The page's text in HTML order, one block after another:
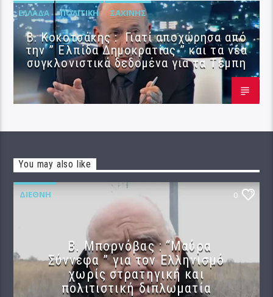
ΕΛΛΆΔΑ ΠΟΛΙΤΙΚΉ ΣΑΧΊΝΗΣ
Β. Κοκοτσάκης : Γιατί αποχώρησα από
την ” Ελπίδα Δημοκρατίας ” και τα νέα
συγκλονιστικά δεδομένα για τα Τέμπη
You may also like
ΔΙΕΘΝΉ 0
B. Μπορνόβας : “Μαύρα
Σύννεφα ” για τον Ελληνισμό
χωρίς στρατηγική και
πολιτιστική διπλωματία